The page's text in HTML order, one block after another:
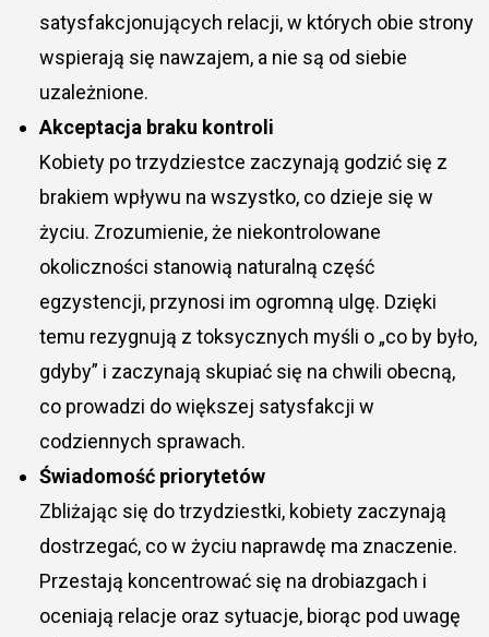
satysfakcjonujących relacji, w których obie strony
wspierają się nawzajem, a nie są od siebie
uzależnione.
Akceptacja braku kontroli
Kobiety po trzydziestce zaczynają godzić się z
brakiem wpływu na wszystko, co dzieje się w
życiu. Zrozumienie, że niekontrolowane
okoliczności stanowią naturalną część
egzystencji, przynosi im ogromną ulgę. Dzięki
temu rezygnują z toksycznych myśli o „co by było,
gdyby” i zaczynają skupiać się na chwili obecną,
co prowadzi do większej satysfakcji w
codziennych sprawach.
Świadomość priorytetów
Zbliżając się do trzydziestki, kobiety zaczynają
dostrzegać, co w życiu naprawdę ma znaczenie.
Przestają koncentrować się na drobiazgach i
oceniają relacje oraz sytuacje, biorąc pod uwagę